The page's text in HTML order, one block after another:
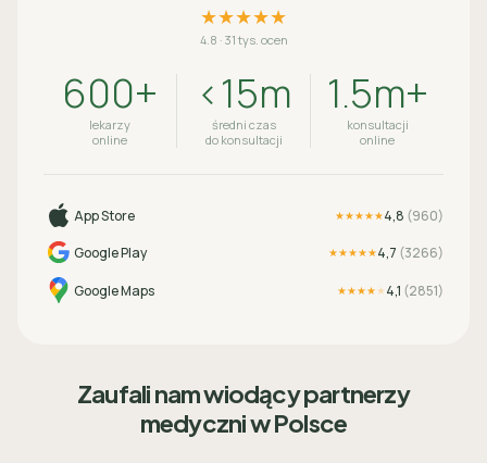
★★★★★
4.8 · 31 tys. ocen
600+
lekarzy
online
<15m
średni czas
do konsultacji
1.5m+
konsultacji
online
App Store ★★★★★4,8 (960)
Google Play
★★★★★4,7 (3266)
Google Maps ★★★★★4,1 (2851)
Zaufali nam wiodący partnerzy
medyczni w Polsce